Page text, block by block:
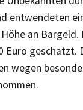
entwendeten
an Bargeld.
Euro geschätzt.
wegen